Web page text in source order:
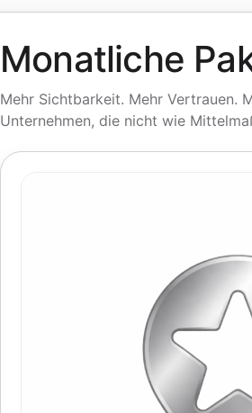
Monatliche
Mehr Sichtbarkeit. Mehr Vertrauen.
Unternehmen, die nicht wie